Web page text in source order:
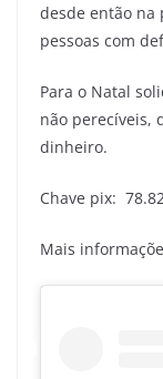
desde então na
pessoas com
Para o Natal
não perecíveis,
dinheiro.
Chave pix:
Mais